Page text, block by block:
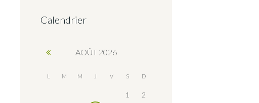
Calendrier
AOÛT 2026
L M M J V S D
1
2